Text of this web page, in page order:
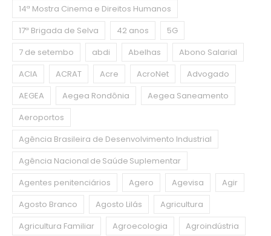
14ª Mostra Cinema e Direitos Humanos
17ª Brigada de Selva
42 anos
5G
7 de setembo
abdi Abelhas
Abono Salarial
ACIA
ACRAT Acre AcroNet
Advogado
AEGEA
Aegea Rondônia
Aegea Saneamento
Aeroportos
Agência Brasileira de Desenvolvimento Industrial
Agência Nacional de Saúde Suplementar
Agentes penitenciários
Agero Agevisa
Agir
Agosto Branco
Agosto Lilás
Agricultura
Agricultura Familiar
Agroecologia
Agroindústria